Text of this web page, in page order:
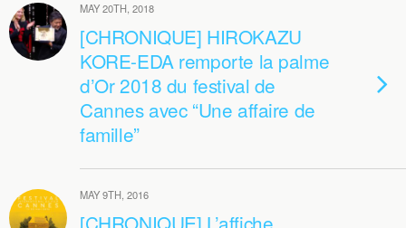
MAY 20TH, 2018
[CHRONIQUE] HIROKAZU
KORE-EDA remporte la palme
d’Or 2018 du festival de
Cannes avec “Une affaire de
famille”
MAY 9TH, 2016
[CHRONIQUE] L’affiche